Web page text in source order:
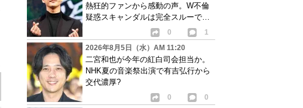
熱狂的ファンから感動の声。W不倫
疑惑スキャンダルは完全スルーで批
0
1
2026年8月5日（水）AM 11:20
二宮和也が今年の紅白司会担当か。
NHK夏の音楽祭出演で有吉弘行から
交代濃厚?
0
0